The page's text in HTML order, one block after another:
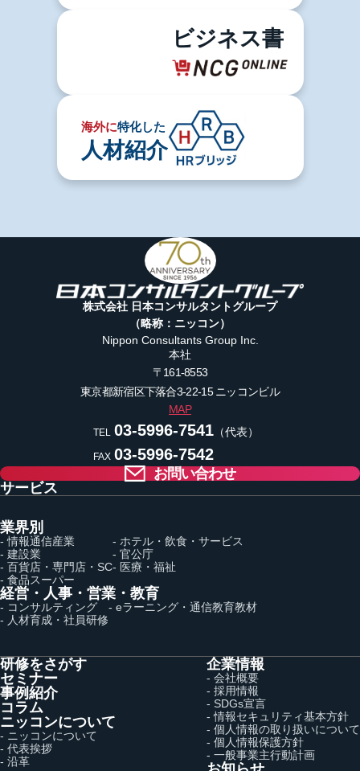
ビジネス書
海外に特化した
人材紹介
株式会社 日本コンサルタントグループ
（略称：ニッコン）
Nippon Consultants Group Inc.
本社
〒161-8553
東京都新宿区下落合3-22-15ニッコンビル
MAP
TEL 03-5996-7541（代表）
FAX 03-5996-7542
お問い合わせ
サービス
業界別
- 情報通信産業
- 建設業
- 百貨店・専門店・SC
- 食品スーパー
- ホテル・飲食・サービス
- 官公庁
- 医療・福祉
経営・人事・営業・教育
- コンサルティング
- 人材育成・社員研修
- eラーニング・通信教育教材
研修をさがす
セミナー
事例紹介
コラム
ニッコンについて
- ニッコンについて
- 代表挨拶
- 沿革
企業情報
- 会社概要
- 採用情報
- SDGs宣言
- 情報セキュリティ基本方針
- 個人情報の取り扱いについて
- 個人情報保護方針
- 一般事業主行動計画